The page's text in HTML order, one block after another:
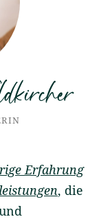
Erfahrung
, die